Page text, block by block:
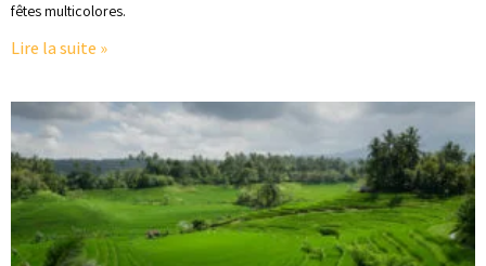
fêtes multicolores.
Lire la suite »